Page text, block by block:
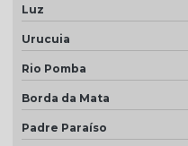
Luz
Urucuia
Rio Pomba
Borda da Mata
Padre Paraíso